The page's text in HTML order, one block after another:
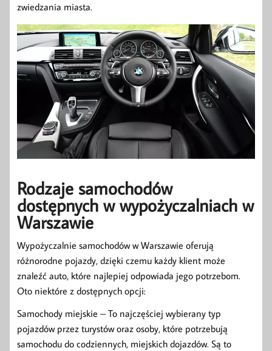
zwiedzania miasta.
Rodzaje samochodów
dostępnych w wypożyczalniach w
Warszawie
Wypożyczalnie samochodów w Warszawie oferują
różnorodne pojazdy, dzięki czemu każdy klient może
znaleźć auto, które najlepiej odpowiada jego potrzebom.
Oto niektóre z dostępnych opcji:
Samochody miejskie – To najczęściej wybierany typ
pojazdów przez turystów oraz osoby, które potrzebują
samochodu do codziennych, miejskich dojazdów. Są to